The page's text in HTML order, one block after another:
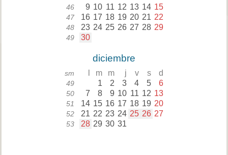
46 9 10 11 12 13 14 15
47 16 17 18 19 20 21 22
48 23 24 25 26 27 28 29
49 30
diciembre
sm m m j v s d
49 1 2 3 4 5 6
50 7 8 9 10 11 12 13
51 14 15 16 17 18 19 20
52 21 22 23 24 25 26 27
53 28 29 30 31